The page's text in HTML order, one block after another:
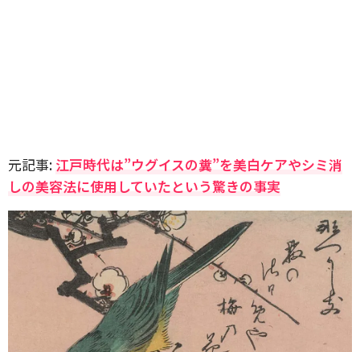
元記事: 江戸時代は”ウグイスの糞”を美白ケアやシミ消
しの美容法に使用していたという驚きの事実